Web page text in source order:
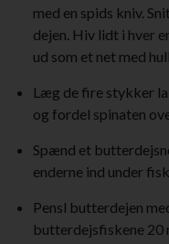
med en spids kniv.
dejen. Hiv lidt i hver
ud som et net med
Læg de fire stykker
og fordel spinaten
Spænd et
enderne ind under
Pensl butterdejen
butterdejsfiskene 20